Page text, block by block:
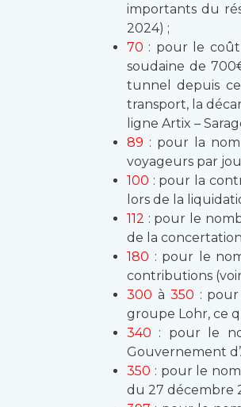
importants du
2024) ;
70 : pour le coût
soudaine de
tunnel depuis
transport, la
ligne Artix –
89 : pour la
voyageurs par
100 : pour la
lors de la
112 : pour le
de la
180 : pour le
contributions
300 à 350 :
groupe Lohr, ce
340 : pour le
Gouvernement
350 : pour le
du 27 décembre